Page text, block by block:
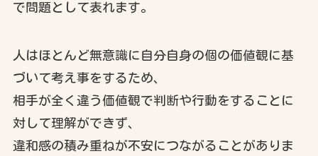
で問題として表れます。
人はほとんど無意識に自分自身の個の価値観に基
づいて考え事をするため、
相手が全く違う価値観で判断や行動をすることに
対して理解ができず、
違和感の積み重ねが不安につながることがありま